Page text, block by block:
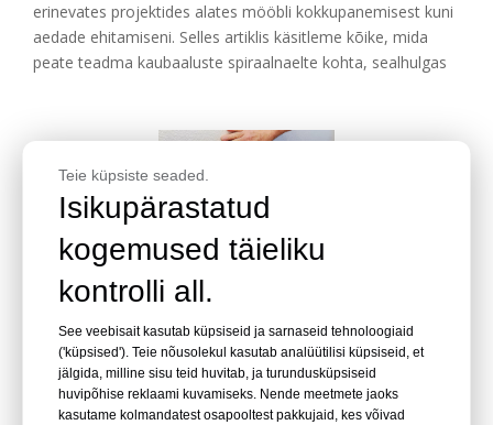
erinevates projektides alates mööbli kokkupanemisest kuni
aedade ehitamiseni. Selles artiklis käsitleme kõike, mida
peate teadma kaubaaluste spiraalnaelte kohta, sealhulgas
Küünte tüübid ja nende kasutamine
Sissejuhatus Ehituse ja puidutöötlemise osas on
kaubaaluste spiraalnaelad asendamatud. Need
mitmekülgsed kinnitusdetailid mängivad olulist rolli
erinevates projektides alates mööbli kokkupanemisest kuni
Teie küpsiste seaded.
Isikupärastatud
kogemused täieliku
kontrolli all.
See veebisait kasutab küpsiseid ja sarnaseid tehnoloogiaid
('küpsised'). Teie nõusolekul kasutab analüütilisi küpsiseid, et
jälgida, milline sisu teid huvitab, ja turundusküpsiseid
huvipõhise reklaami kuvamiseks. Nende meetmete jaoks
kasutame kolmandatest osapooltest pakkujaid, kes võivad